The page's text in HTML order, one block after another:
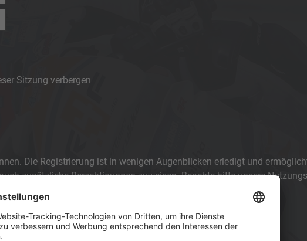
Sitzung verbergen
Die Registrierung ist in wenigen Augenblicken erledigt und
zusätzliche Berechtigungen zuweisen. Beachte bitte unsere
Forenregeln, wenn du dich in diesem Board bewegst.